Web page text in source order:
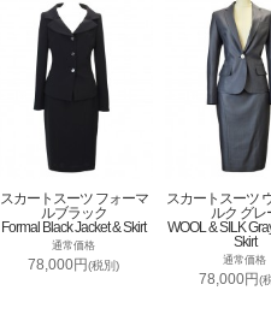
スカートスーツ フォーマ
ルブラック
Formal Black Jacket & Skirt
通常価格
78,000円(税別)
スカートスーツ
ルク グレ
WOOL & SILK
Skirt
通常価格
78,000円(